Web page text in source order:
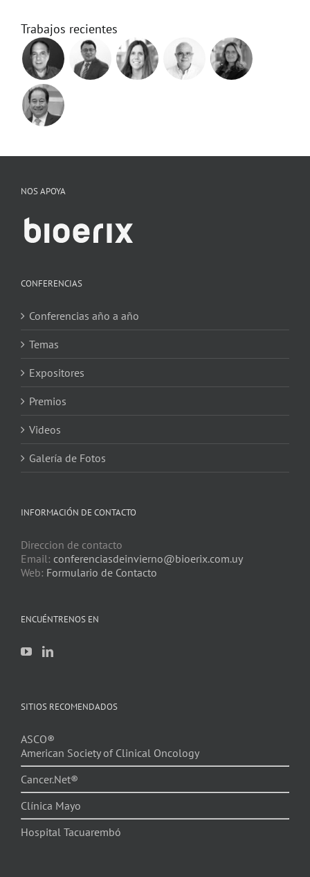
Trabajos recientes
NOS APOYA
CONFERENCIAS
Conferencias año a año
Temas
Expositores
Premios
Videos
Galería de Fotos
INFORMACIÓN DE CONTACTO
Direccion de contacto
Email: conferenciasdeinvierno@bioerix.com.uy
Web: Formulario de Contacto
ENCUÉNTRENOS EN
SITIOS RECOMENDADOS
ASCO®
American Society of Clinical Oncology
Cancer.Net®
Clínica Mayo
Hospital Tacuarembó